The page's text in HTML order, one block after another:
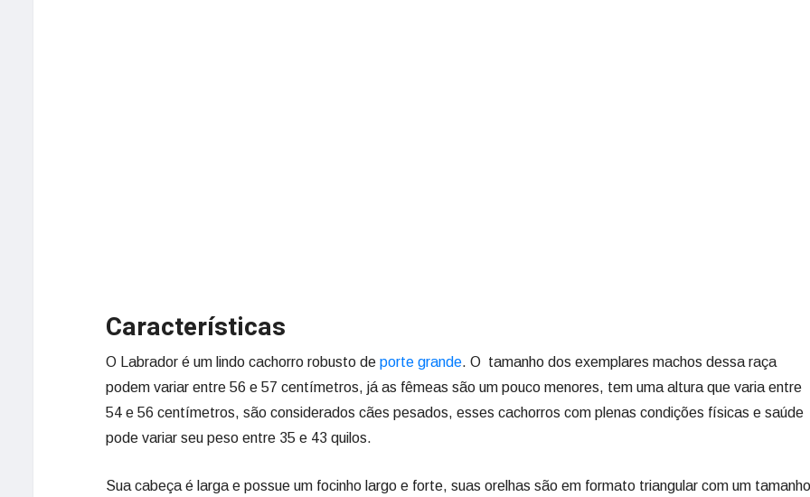
Características
O Labrador é um lindo cachorro robusto de porte grande. O tamanho dos exemplares machos dessa raça
podem variar entre 56 e 57 centímetros, já as fêmeas são um pouco menores, tem uma altura que varia entre
54 e 56 centímetros, são considerados cães pesados, esses cachorros com plenas condições físicas e saúde
pode variar seu peso entre 35 e 43 quilos.
Sua cabeça é larga e possue um focinho largo e forte, suas orelhas são em formato triangular com um tamanho